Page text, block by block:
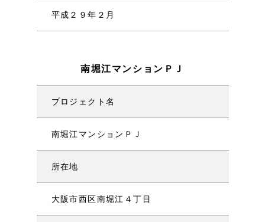
平成２９年２月
南堀江マンションＰＪ
プロジェクト名
南堀江マンションＰＪ
所在地
大阪市西区南堀江４丁目